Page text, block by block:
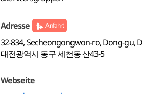
Adresse Anfahrt
32-834, Secheongongwon-ro, Dong-gu,
대전광역시 동구 세천동 산43-5
Webseite